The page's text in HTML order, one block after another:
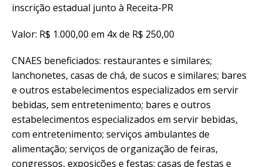
inscrição estadual junto à Receita-PR
Valor: R$ 1.000,00 em 4x de R$ 250,00
CNAES beneficiados: restaurantes e similares;
lanchonetes, casas de chá, de sucos e similares; bares
e outros estabelecimentos especializados em servir
bebidas, sem entretenimento; bares e outros
estabelecimentos especializados em servir bebidas,
com entretenimento; serviços ambulantes de
alimentação; serviços de organização de feiras,
congressos, exposições e festas; casas de festas e